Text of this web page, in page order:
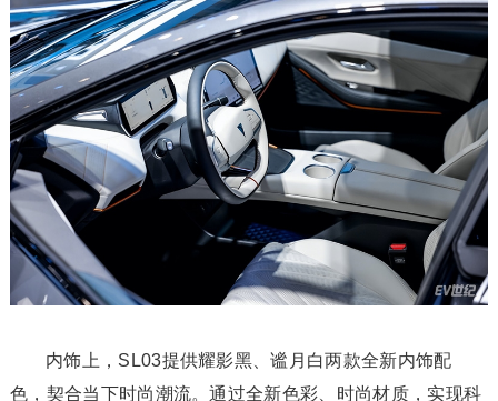
内饰上，SL03提供耀影黑、谧月白两款全新内饰配
色，契合当下时尚潮流。通过全新色彩、时尚材质，实现科